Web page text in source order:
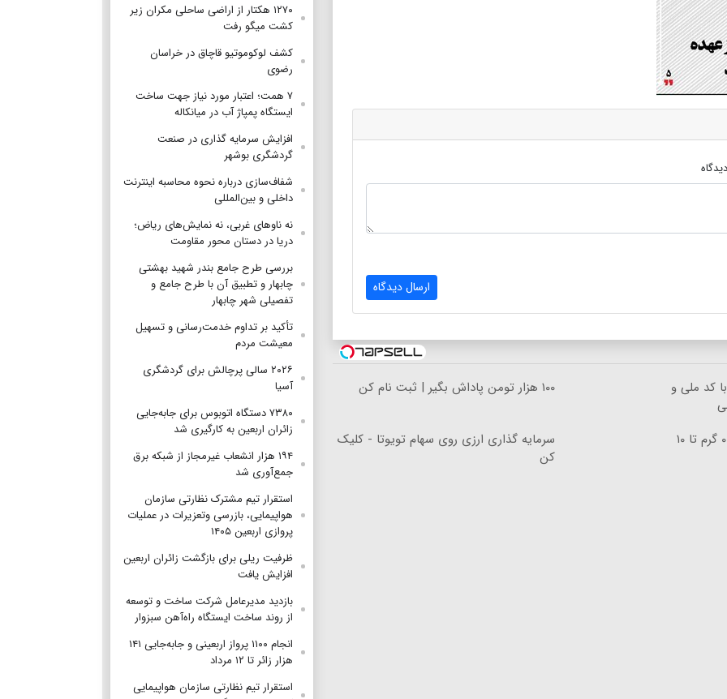
ارسال دیدگاه
کد ملی و
۱۰۰ هزار تومن پاداش بگیر | ثبت نام کن
خرید شمش پلمپ طلاسی، از ۰.۵ گرم تا ۱۰
سرمایه گذاری ارزی روی سهام تویوتا - کلیک
کن
۱۲۷۰ هکتار از اراضی ساحلی مکران زیر
کشت میگو رفت
کشف لوکوموتیو قاچاق در خراسان
رضوی
۷ همت؛ اعتبار مورد نیاز جهت ساخت
ایستگاه پمپاژ آب در میانکاله
افزایش سرمایه گذاری در صنعت
گردشگری بوشهر
شفاف‌سازی درباره نحوه محاسبه اینترنت
داخلی و بین‌المللی
نه ناوهای غربی، نه نمایش‌های ریاض؛
دریا در دستان محور مقاومت
بررسی طرح جامع بندر شهید بهشتی
چابهار و تطبیق آن با طرح جامع و
تفصیلی شهر چابهار
تأکید بر تداوم خدمت‌رسانی و تسهیل
معیشت مردم
۲۰۲۶ سالی پرچالش برای گردشگری
آسیا
۷۳۸۰ دستگاه اتوبوس برای جابه‌جایی
زائران اربعین به‌ کارگیری شد
۱۹۴ هزار انشعاب غیرمجاز از شبکه برق
جمع‌آوری شد
استقرار تیم مشترک نظارتی سازمان
هواپیمایی، بازرسی وتعزیرات در عملیات
پروازی اربعین ۱۴۰۵
ظرفیت ریلی برای بازگشت زائران اربعین
افزایش یافت
بازدید مدیرعامل شرکت ساخت و توسعه
از روند ساخت ایستگاه راه‌آهن سبزوار
انجام ۱۱۰۰ پرواز اربعینی و جابه‌جایی ۱۴۱
هزار زائر تا ۱۲ مرداد
استقرار تیم‌ نظارتی سازمان هواپیمایی